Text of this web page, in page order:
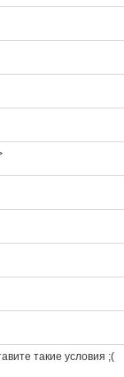
такие условия ;(